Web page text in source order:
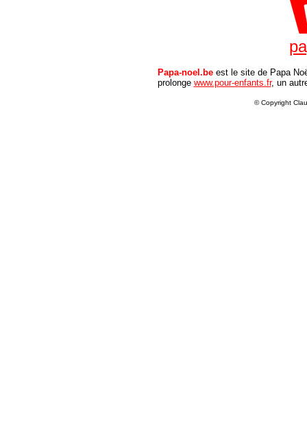
Papa-noel.beest le site de Papa
prolonge www.pour-enfants.fr, un
© Copyright